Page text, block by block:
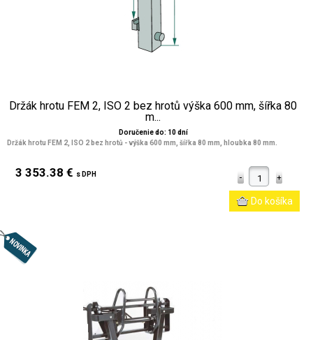
Držák hrotu FEM 2, ISO 2 bez hrotů výška 600 mm, šířka 80
m...
Doručenie do: 10 dní
Držák hrotu FEM 2, ISO 2 bez hrotů - výška 600 mm, šířka 80 mm, hloubka 80 mm.
3 353.38 € s DPH